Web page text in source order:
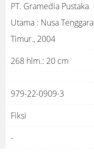
PT. Gramedia Pustaka
Utama : Nusa Tenggara
Timur., 2004
268 hlm.: 20 cm
979-22-0909-3
Fiksi
-